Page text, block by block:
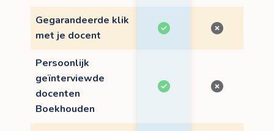
Gegarandeerde klik
met je docent
Persoonlijk
geïnterviewde
docenten
Boekhouden